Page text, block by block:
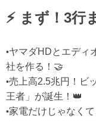
⚡️ まず！3行
•ヤマダHDとエディ
社を作る！ 🤝
•売上高2.5兆円！ビ
王者」が誕生！ 👑
•家電だけじゃなく